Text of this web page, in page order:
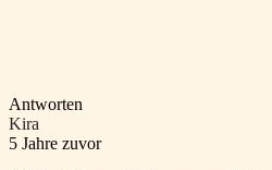
Antworten
Kira
5 Jahre zuvor